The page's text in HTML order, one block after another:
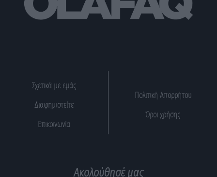
Σχετικά με εμάς
Διαφημιστείτε
Επικοινωνία
Πολιτική Απορρήτου
Όροι χρήσης
Ακολούθησέ μας